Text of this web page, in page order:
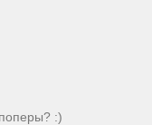
:)